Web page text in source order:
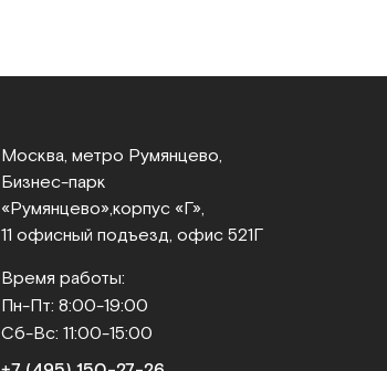
Москва, метро Румянцево,
Бизнес‑парк
«Румянцево», корпус «Г»,
11 офисный подъезд, офис 521Г
Время работы:
Пн-Пт: 8:00-19:00
Сб-Вс: 11:00-15:00